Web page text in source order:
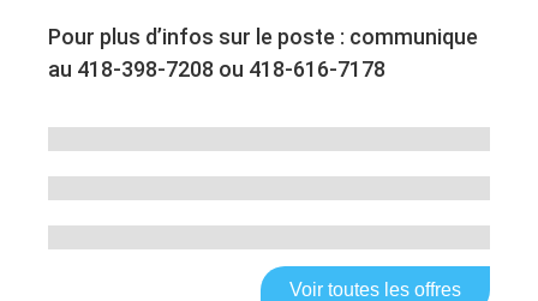
Pour plus d’infos sur le poste : communique
au 418-398-7208 ou 418-616-7178
Voir toutes les offres